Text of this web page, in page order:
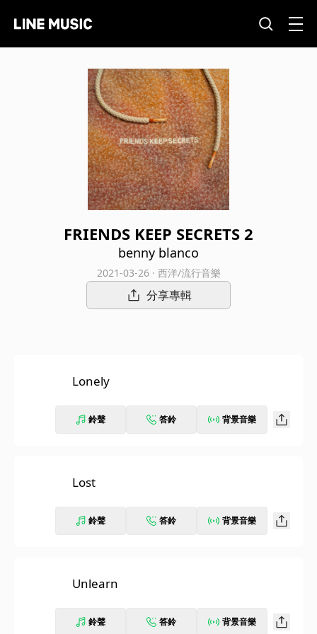
FRIENDS KEEP SECRETS 2
benny blanco
2021-03-26 · 西洋/流行音樂
分享專輯
Lonely
鈴聲 答鈴 背景音樂
Lost
鈴聲 答鈴 背景音樂
Unlearn
鈴聲 答鈴 背景音樂